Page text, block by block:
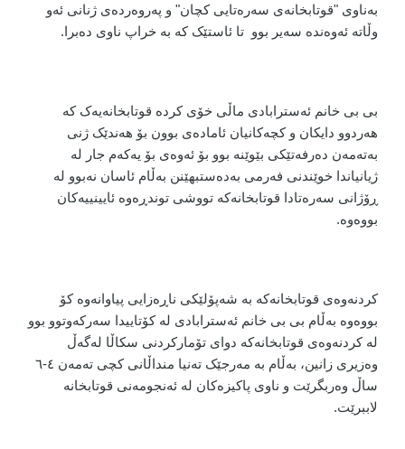
بەناوی "قوتابخانەی سەرەتایی کچان" و پەروەردەی ژنانی ئەو
وڵاتە ئەوەندە سەیر بوو تا ئاستێک کە بە خراپ ناوی دەبرا.
بی بی خانم ئەسترابادی ماڵی خۆی کردە قوتابخانەیەک کە
هەردوو دایکان و کچەکانیان ئامادەی بوون بۆ هەندێک ژنی
بەتەمەن دەرفەتێکی بێوێنە بوو بۆ ئەوەی بۆ یەکەم جار لە
ژیانیاندا خوێندنی فەرمی بەدەستبهێنن بەڵام ئاسان نەبوو لە
ڕۆژانی سەرەتادا قوتابخانەکە تووشی توندڕەوە ئایینییەکان
بووەوە.
کردنەوەی قوتابخانەکە بە شەپۆلێکی ناڕەزایی پیاوانەوە کۆ
بووەوە بەڵام بی بی خانم ئەسترابادی لە کۆتاییدا سەرکەوتوو بوو
لە کردنەوەی قوتابخانەکە دوای تۆمارکردنی سکاڵا لەگەڵ
وەزیری زانین، بەڵام بە مەرجێک تەنیا منداڵانی کچی تەمەن ٤-٦
ساڵ وەربگرێت و ناوی پاکیزەکان لە ئەنجومەنی قوتابخانە
لاببرێت.